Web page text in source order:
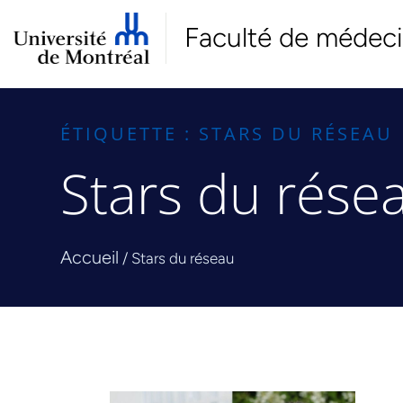
Faculté de
ÉTIQUETTE : STARS DU RÉSEAU
Stars du
Accueil / Stars du réseau